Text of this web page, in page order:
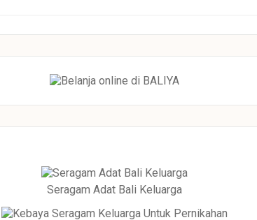
Seragam Adat Bali Keluarga